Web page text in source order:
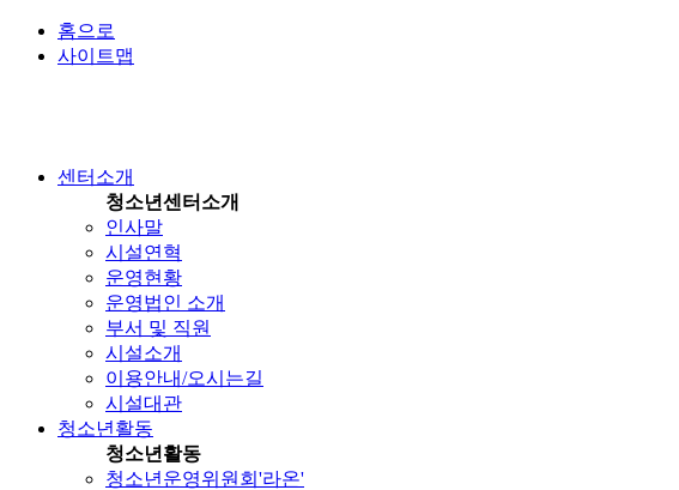
홈으로
사이트맵
센터소개
청소년센터소개
인사말
시설연혁
운영현황
운영법인 소개
부서 및 직원
시설소개
이용안내/오시는길
시설대관
청소년활동
청소년활동
청소년운영위원회'라온'